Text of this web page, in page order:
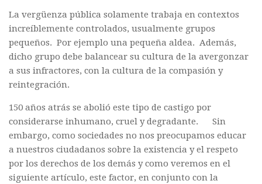
La vergüenza pública solamente trabaja en contextos
increíblemente controlados, usualmente grupos
pequeños. Por ejemplo una pequeña aldea. Además,
dicho grupo debe balancear su cultura de la avergonzar
a sus infractores, con la cultura de la compasión y
reintegración.
150 años atrás se abolió este tipo de castigo por
considerarse inhumano, cruel y degradante. Sin
embargo, como sociedades no nos preocupamos educar
a nuestros ciudadanos sobre la existencia y el respeto
por los derechos de los demás y como veremos en el
siguiente artículo, este factor, en conjunto con la